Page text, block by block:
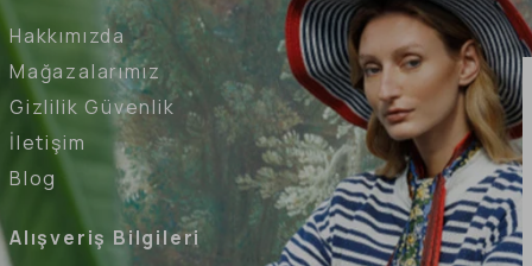
Hakkımızda
Mağazalarımız
Gizlilik Güvenlik
İletişim
Blog
Alışveriş Bilgileri